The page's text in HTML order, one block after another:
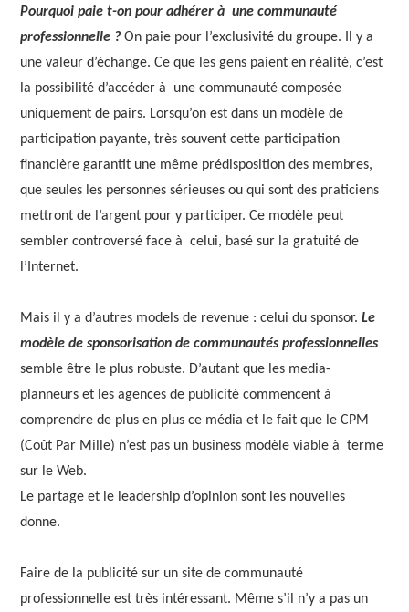
Pourquoi paie t-on pour adhérer à une communauté
professionnelle ? On paie pour l’exclusivité du groupe. Il y a
une valeur d’échange. Ce que les gens paient en réalité, c’est
la possibilité d’accéder à une communauté composée
uniquement de pairs. Lorsqu’on est dans un modèle de
participation payante, très souvent cette participation
financière garantit une même prédisposition des membres,
que seules les personnes sérieuses ou qui sont des praticiens
mettront de l’argent pour y participer. Ce modèle peut
sembler controversé face à celui, basé sur la gratuité de
l’Internet.
Mais il y a d’autres models de revenue : celui du sponsor.Le
modèle de sponsorisation de communautés professionnelles
semble être le plus robuste. D’autant que les media-
planneurs et les agences de publicité commencent à
comprendre de plus en plus ce média et le fait que le CPM
(Coût Par Mille) n’est pas un business modèle viable à terme
sur le Web.
Le partage et le leadership d’opinion sont les nouvelles
donne.
Faire de la publicité sur un site de communauté
professionnelle est très intéressant. Même s’il n’y a pas un